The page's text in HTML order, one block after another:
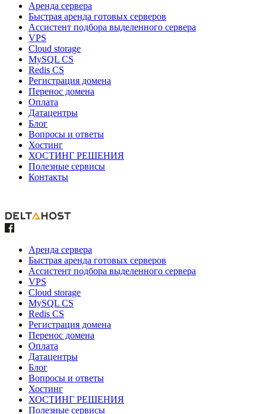
Аренда сервера
Быстрая аренда готовых серверов
Ассистент подбора выделенного сервера
VPS
Cloud storage
MySQL CS
Redis CS
Регистрация домена
Перенос домена
Оплата
Датацентры
Блог
Вопросы и ответы
Хостинг
ХОСТИНГ РЕШЕНИЯ
Полезные сервисы
Контакты
Аренда сервера
Быстрая аренда готовых серверов
Ассистент подбора выделенного сервера
VPS
Cloud storage
MySQL CS
Redis CS
Регистрация домена
Перенос домена
Оплата
Датацентры
Блог
Вопросы и ответы
Хостинг
ХОСТИНГ РЕШЕНИЯ
Полезные сервисы